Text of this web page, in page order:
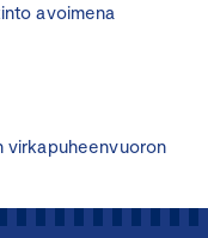
avoimena
virkapuheenvuoron